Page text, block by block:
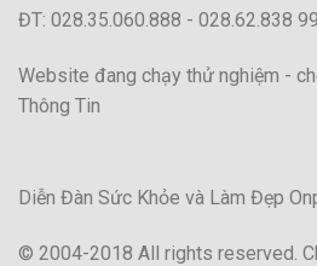
ĐT: 028.35.060.888 - 028.62.838
Website đang chạy thử nghiệm -
Thông Tin
Diễn Đàn Sức Khỏe và Làm Đẹp
© 2004-2018 All rights reserved.